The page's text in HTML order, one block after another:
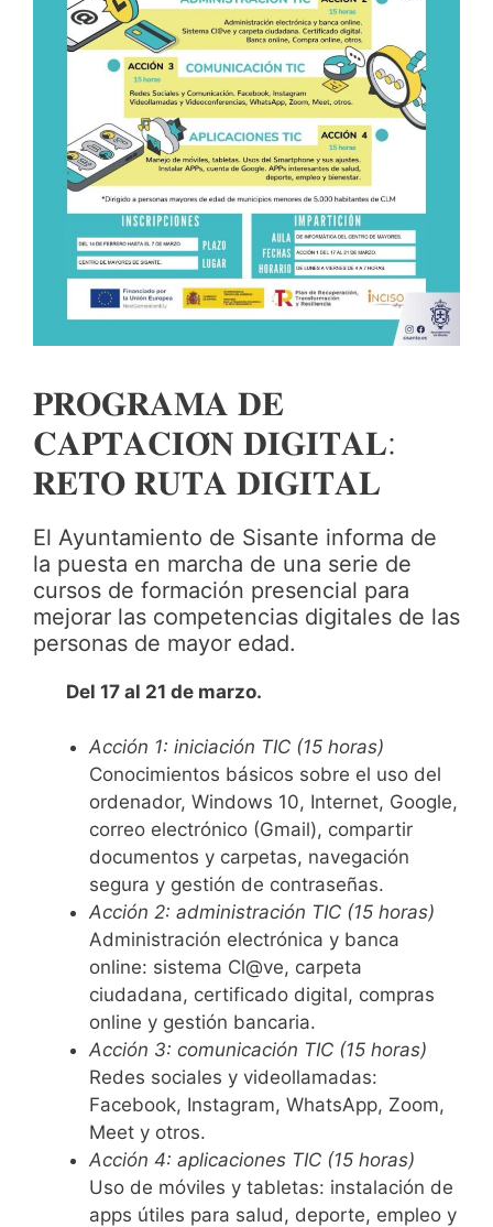
𝐏𝐑𝐎𝐆𝐑𝐀𝐌𝐀 𝐃𝐄
𝐂𝐀𝐏𝐓𝐀𝐂𝐈𝐎́𝐍 𝐃𝐈𝐆𝐈𝐓𝐀𝐋:
𝐑𝐄𝐓𝐎 𝐑𝐔𝐓𝐀 𝐃𝐈𝐆𝐈𝐓𝐀𝐋
El Ayuntamiento de Sisante informa de
la puesta en marcha de una serie de
cursos de formación presencial para
mejorar las competencias digitales de las
personas de mayor edad.
Del 17 al 21 de marzo.
Acción 1: iniciación TIC (15 horas)
Conocimientos básicos sobre el uso del
ordenador, Windows 10, Internet, Google,
correo electrónico (Gmail), compartir
documentos y carpetas, navegación
segura y gestión de contraseñas.
Acción 2: administración TIC (15 horas)
Administración electrónica y banca
online: sistema Cl@ve, carpeta
ciudadana, certificado digital, compras
online y gestión bancaria.
Acción 3: comunicación TIC (15 horas)
Redes sociales y videollamadas:
Facebook, Instagram, WhatsApp, Zoom,
Meet y otros.
Acción 4: aplicaciones TIC (15 horas)
Uso de móviles y tabletas: instalación de
apps útiles para salud, deporte, empleo y